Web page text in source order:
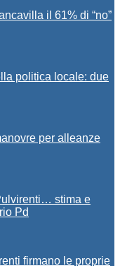
il 61% di “no”
politica locale: due
per alleanze
stima e
Pd
firmano le proprie